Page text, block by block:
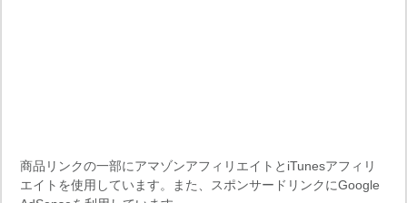
商品リンクの一部にアマゾンアフィリエイトとiTunesアフィリ
エイトを使用しています。また、スポンサードリンクにGoogle